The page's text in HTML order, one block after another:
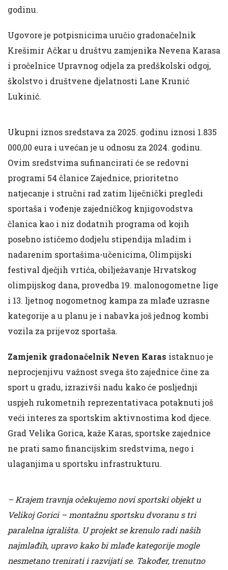
godinu.
Ugovore je potpisnicima uručio gradonačelnik
Krešimir Ačkar u društvu zamjenika Nevena Karasa
i pročelnice Upravnog odjela za predškolski odgoj,
školstvo i društvene djelatnosti Lane Krunić
Lukinić.
Ukupni iznos sredstava za 2025. godinu iznosi 1.835
000,00 eura i uvećan je u odnosu za 2024. godinu.
Ovim sredstvima sufinancirati će se redovni
programi 54 članice Zajednice, prioritetno
natjecanje i stručni rad zatim liječnički pregledi
sportaša i vođenje zajedničkog knjigovodstva
članica kao i niz dodatnih programa od kojih
posebno ističemo dodjelu stipendija mladim i
nadarenim sportašima-učenicima, Olimpijski
festival dječjih vrtića, obilježavanje Hrvatskog
olimpijskog dana, provedba 19. malonogometne lige
i 13. ljetnog nogometnog kampa za mlađe uzrasne
kategorije a u planu je i nabavka još jednog kombi
vozila za prijevoz sportaša.
Zamjenik gradonačelnik Neven Karas istaknuo je
neprocjenjivu važnost svega što zajednice čine za
sport u gradu, izrazivši nadu kako će posljednji
uspjeh rukometnih reprezentativaca potaknuti još
veći interes za sportskim aktivnostima kod djece.
Grad Velika Gorica, kaže Karas, sportske zajednice
ne prati samo financijskim sredstvima, nego i
ulaganjima u sportsku infrastrukturu.
– Krajem travnja očekujemo novi sportski objekt u
Velikoj Gorici – montažnu sportsku dvoranu s tri
paralelna igrališta. U projekt se krenulo radi naših
najmlađih, upravo kako bi mlađe kategorije mogle
nesmetano trenirati i razvijati se. Također, trenutno